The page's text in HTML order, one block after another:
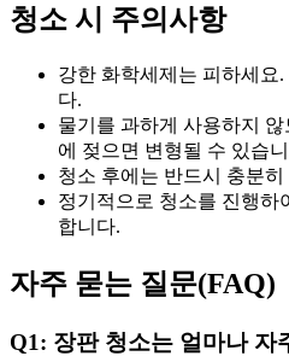
청소 시 주의사항
강한 화학세제는 피하세요
다.
물기를 과하게 사용하지
에 젖으면 변형될 수 있습
청소 후에는 반드시 충분
정기적으로 청소를 진행하
합니다.
자주 묻는 질문(FAQ)
Q1: 장판 청소는 얼마나 자